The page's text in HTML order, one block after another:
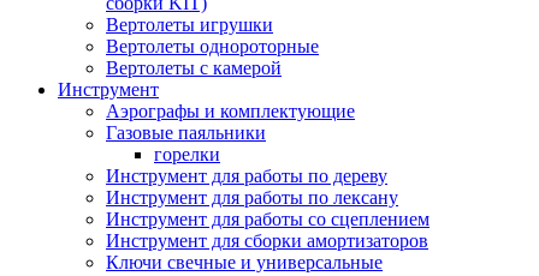
Вертолеты игрушки
Вертолеты однороторные
Вертолеты с камерой
Инструмент
Аэрографы и комплектующие
Газовые паяльники
горелки
Инструмент для работы по дереву
Инструмент для работы по лексану
Инструмент для работы со сцеплением
Инструмент для сборки амортизаторов
Ключи свечные и универсальные